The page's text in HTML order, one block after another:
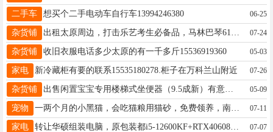
二手车 想买个二手电动车自行车13994246380 06-25
杂货铺 07-24
杂货铺 收旧衣服电话多少太原的有一千多斤15536919360 05-03
家电 新冷藏柜有要的联系15535180278.柜子在万科兰山附近 07-26
杂货铺 出售闲置宝宝专用楼梯式坐便器（9.5成新）有意者致电18734926427（微信同号） 05-09
宠物 一两个月的小黑猫，会吃猫粮用猫砂，免费领养，南屯为民服务中心，18035105077 07-11
家电 转让华硕组装电脑，原包装都i5-12600KF+RTX40608G独显，32G金百达内存，1T固态硬盘，B760主板 带直播绿幕，宏鼠标，键盘一套，显示器 32 寸曲屏，电脑桌，等配置给力，办公游戏直播都不在话下。 电话 16636663184 07-07